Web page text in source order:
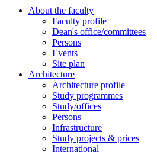
About the faculty
Faculty profile
Dean's office/committees
Persons
Events
Site plan
Architecture
Architecture profile
Study programmes
Study/offices
Persons
Infrastructure
Study projects & prices
International